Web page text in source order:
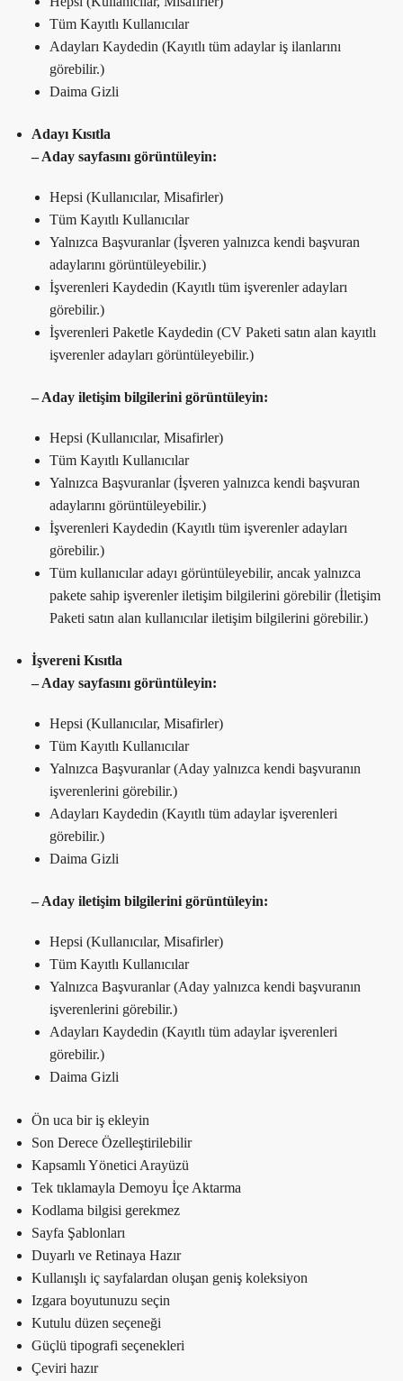
Tüm Kayıtlı Kullanıcılar
Adayları Kaydedin (Kayıtlı tüm adaylar iş ilanlarını
görebilir.)
Daima Gizli
Adayı Kısıtla
– Aday sayfasını görüntüleyin:
Hepsi (Kullanıcılar, Misafirler)
Tüm Kayıtlı Kullanıcılar
Yalnızca Başvuranlar (İşveren yalnızca kendi başvuran
adaylarını görüntüleyebilir.)
İşverenleri Kaydedin (Kayıtlı tüm işverenler adayları
görebilir.)
İşverenleri Paketle Kaydedin (CV Paketi satın alan kayıtlı
işverenler adayları görüntüleyebilir.)
– Aday iletişim bilgilerini görüntüleyin:
Hepsi (Kullanıcılar, Misafirler)
Tüm Kayıtlı Kullanıcılar
Yalnızca Başvuranlar (İşveren yalnızca kendi başvuran
adaylarını görüntüleyebilir.)
İşverenleri Kaydedin (Kayıtlı tüm işverenler adayları
görebilir.)
Tüm kullanıcılar adayı görüntüleyebilir, ancak yalnızca
pakete sahip işverenler iletişim bilgilerini görebilir (İletişim
Paketi satın alan kullanıcılar iletişim bilgilerini görebilir.)
İşvereni Kısıtla
– Aday sayfasını görüntüleyin:
Hepsi (Kullanıcılar, Misafirler)
Tüm Kayıtlı Kullanıcılar
Yalnızca Başvuranlar (Aday yalnızca kendi başvuranın
işverenlerini görebilir.)
Adayları Kaydedin (Kayıtlı tüm adaylar işverenleri
görebilir.)
Daima Gizli
– Aday iletişim bilgilerini görüntüleyin:
Hepsi (Kullanıcılar, Misafirler)
Tüm Kayıtlı Kullanıcılar
Yalnızca Başvuranlar (Aday yalnızca kendi başvuranın
işverenlerini görebilir.)
Adayları Kaydedin (Kayıtlı tüm adaylar işverenleri
görebilir.)
Daima Gizli
Ön uca bir iş ekleyin
Son Derece Özelleştirilebilir
Kapsamlı Yönetici Arayüzü
Tek tıklamayla Demoyu İçe Aktarma
Kodlama bilgisi gerekmez
Sayfa Şablonları
Duyarlı ve Retinaya Hazır
Kullanışlı iç sayfalardan oluşan geniş koleksiyon
Izgara boyutunuzu seçin
Kutulu düzen seçeneği
Güçlü tipografi seçenekleri
Çeviri hazır